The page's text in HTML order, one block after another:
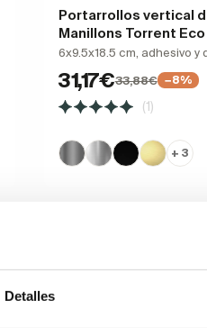
Detalles
Portarrollos vertical
Manillons Torrent
6x9.5x18.5 cm, adhesivo y
31,17€33,88€ −8%
(1)
+ 3